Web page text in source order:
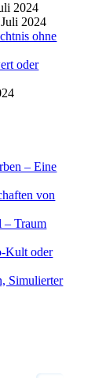
2024
2024
ohne
oder
– Eine
von
– Traum
Kult oder
Simulierter